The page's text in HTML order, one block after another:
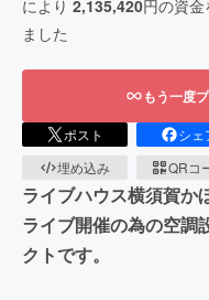
により 2,135,420円の資金
ました
もう一度
ポスト シェ
埋め込み
QRコ
ライブハウス横須賀か
ライブ開催の為の空調
クトです。